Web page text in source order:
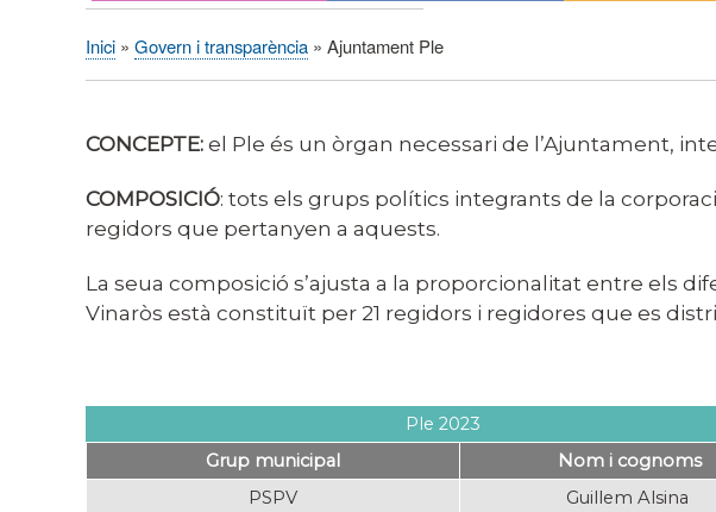
Fil
Inici Govern i transparència Ajuntament Ple
CONCEPTE:el Ple és un òrgan necessari de l’Ajuntament,
COMPOSICIÓ: tots els grups polítics integrants de la
regidors que pertanyen a aquests.
La seua composició s’ajusta a la proporcionalitat entre els
Vinaròs està constituït per 21 regidors i regidores que es
Ple 2023
Grup municipal
Nom i cognoms
PSPV
Guillem Alsina